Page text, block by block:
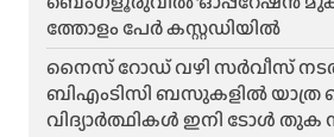
ത്തോളം പേർ കസ്റ്റഡിയിൽ
നൈസ് റോഡ് വഴി സർവീസ്
ബിഎംടിസി ബസുകളിൽ യാത്ര
വിദ്യാർത്ഥികൾ ഇനി ടോൾ